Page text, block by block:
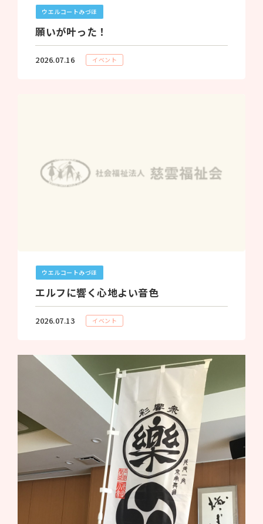
ウエルコートみづほ
願いが叶った！
2026.07.16 イベント
ウエルコートみづほ
エルフに響く心地よい音色
2026.07.13 イベント